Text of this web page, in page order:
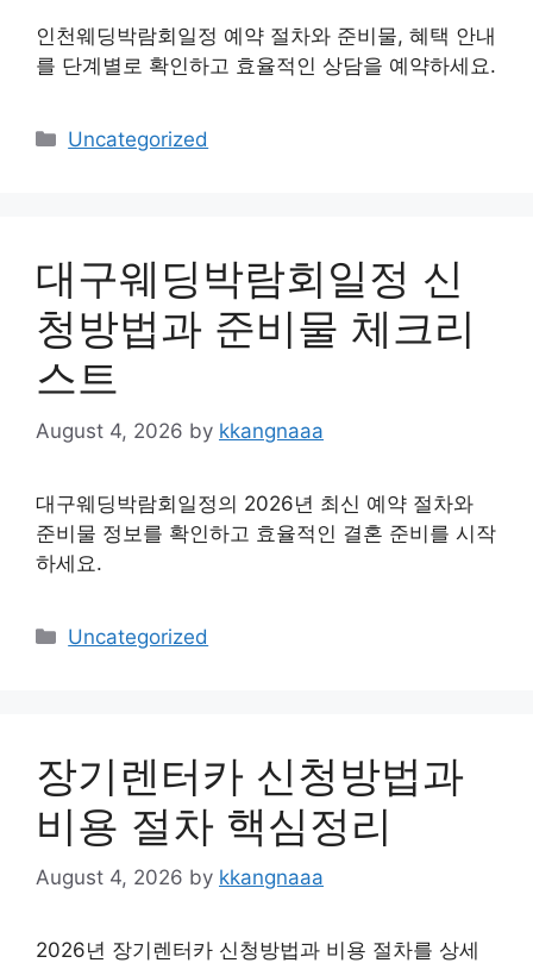
인천웨딩박람회일정 예약 절차와 준비물, 혜택 안내
를 단계별로 확인하고 효율적인 상담을 예약하세요.
Categories
Uncategorized
대구웨딩박람회일정 신
청방법과 준비물 체크리
스트
August 4, 2026 by kkangnaaa
대구웨딩박람회일정의 2026년 최신 예약 절차와
준비물 정보를 확인하고 효율적인 결혼 준비를 시작
하세요.
Categories
Uncategorized
장기렌터카 신청방법과
비용 절차 핵심정리
August 4, 2026 by kkangnaaa
2026년 장기렌터카 신청방법과 비용 절차를 상세